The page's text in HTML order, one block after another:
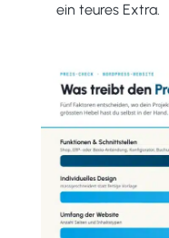
ein teures Extra.